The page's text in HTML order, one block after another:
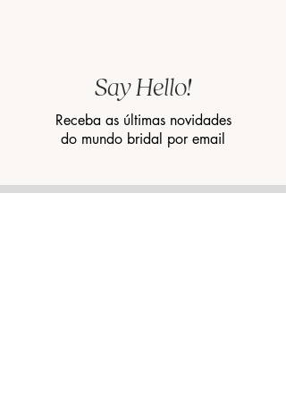
Say Hello!
Receba as últimas novidades
do mundo bridal por email